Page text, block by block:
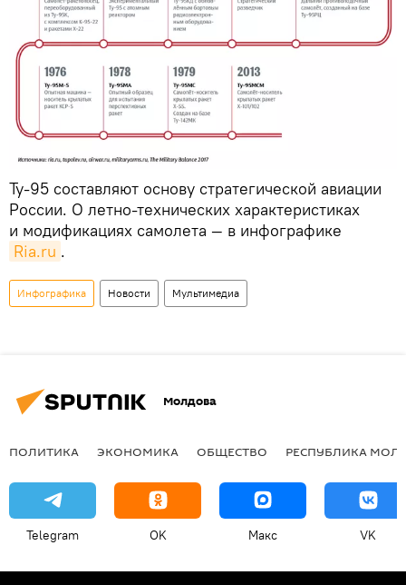
Ту-95 составляют основу стратегической авиации
России. О летно-технических характеристиках
и модификациях самолета — в инфографике
Ria.ru .
Инфографика Новости Мультимедиа
Молдова
ПОЛИТИКА ЭКОНОМИКА ОБЩЕСТВО РЕСПУБЛИКА
Telegram OK Макс VK